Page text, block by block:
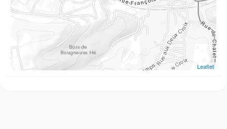
Leaflet